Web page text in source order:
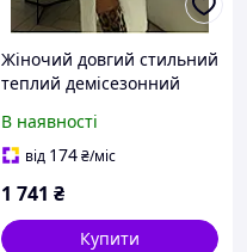
Жіночий довгий стильний
теплий демісезонний
42-46
В наявності
від 174₴/міс
1 741 ₴
Купити